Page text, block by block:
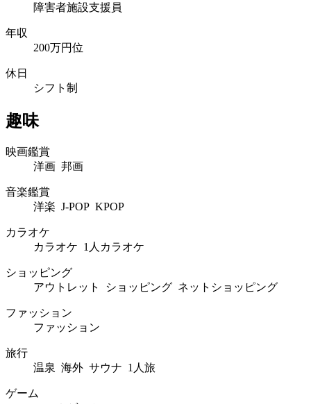
障害者施設支援員
年収
200万円位
休日
シフト制
趣味
映画鑑賞
洋画 邦画
音楽鑑賞
洋楽 J-POP KPOP
カラオケ
カラオケ 1人カラオケ
ショッピング
アウトレット ショッピング ネットショッピング
ファッション
ファッション
旅行
温泉 海外 サウナ 1人旅
ゲーム